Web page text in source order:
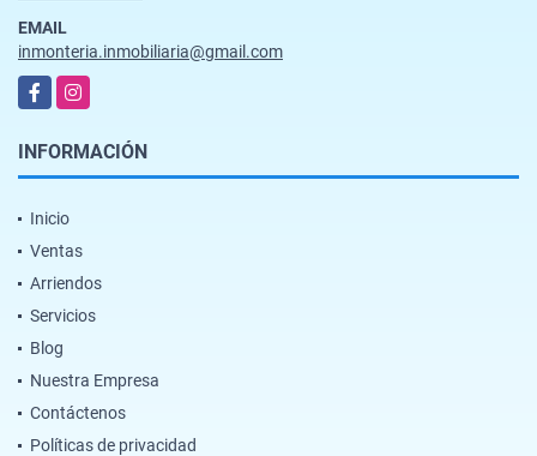
EMAIL
inmonteria.inmobiliaria@gmail.com
FacebookInstagram
INFORMACIÓN
Inicio
Ventas
Arriendos
Servicios
Blog
Nuestra Empresa
Contáctenos
Políticas de privacidad